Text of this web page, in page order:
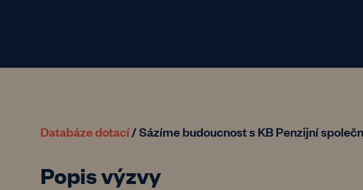
Databáze dotací/Sázíme budoucnost s KB Penzijní
Popis výzvy